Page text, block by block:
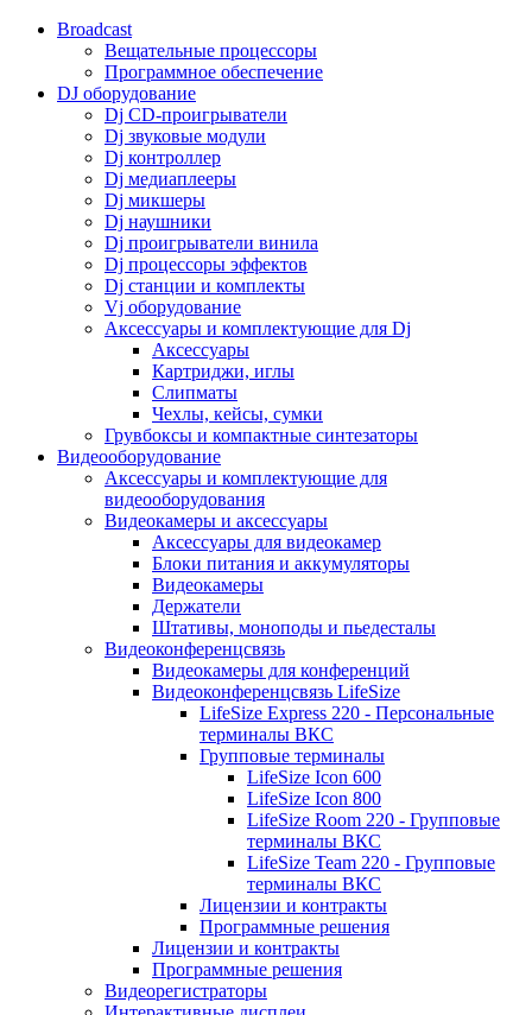
Broadcast
Вещательные процессоры
Программное обеспечение
DJ оборудование
Dj CD-проигрыватели
Dj звуковые модули
Dj контроллер
Dj медиаплееры
Dj микшеры
Dj наушники
Dj проигрыватели винила
Dj процессоры эффектов
Dj станции и комплекты
Vj оборудование
Аксессуары и комплектующие для Dj
Аксессуары
Картриджи, иглы
Слипматы
Чехлы, кейсы, сумки
Грувбоксы и компактные синтезаторы
Видеооборудование
Аксессуары и комплектующие для
видеооборудования
Видеокамеры и аксессуары
Аксессуары для видеокамер
Блоки питания и аккумуляторы
Видеокамеры
Держатели
Штативы, моноподы и пьедесталы
Видеоконференцсвязь
Видеокамеры для конференций
Видеоконференцсвязь LifeSize
LifeSize Express 220 - Персональные
терминалы ВКС
Групповые терминалы
LifeSize Icon 600
LifeSize Icon 800
LifeSize Room 220 - Групповые
терминалы ВКС
LifeSize Team 220 - Групповые
терминалы ВКС
Лицензии и контракты
Программные решения
Лицензии и контракты
Программные решения
Видеорегистраторы